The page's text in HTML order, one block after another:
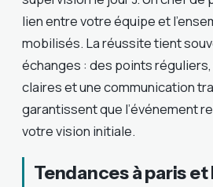
lien entre votre équipe et
mobilisés. La réussite tient
échanges : des points
claires et une communication
garantissent que l’événement
votre vision initiale.
Tendances à paris